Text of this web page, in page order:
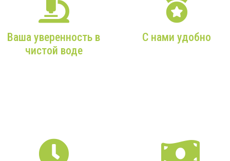
Ваша уверенность в
чистой воде
С нами удобно